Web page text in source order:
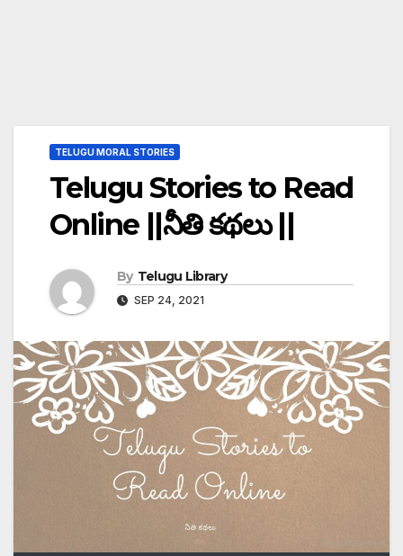
TELUGU MORAL STORIES
Telugu Stories to Read
Online ||నీతి కథలు ||
By Telugu Library
SEP 24, 2021